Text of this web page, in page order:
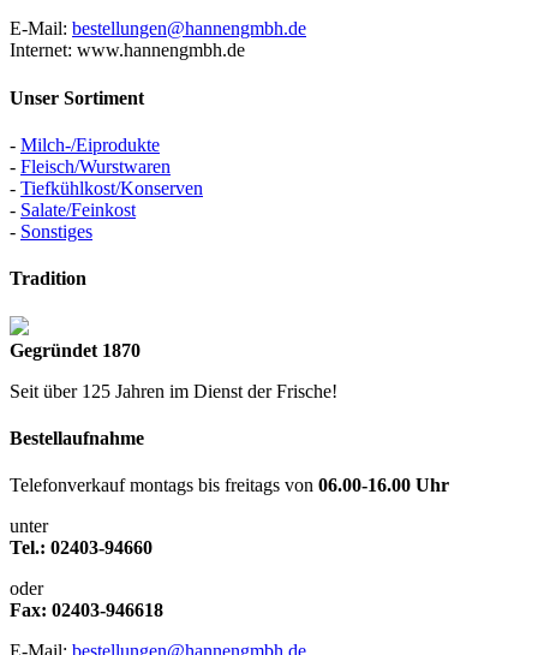
E-Mail: bestellungen@hannengmbh.de
Internet: www.hannengmbh.de
Unser Sortiment
- Milch-/Eiprodukte
- Fleisch/Wurstwaren
- Tiefkühlkost/Konserven
- Salate/Feinkost
- Sonstiges
Tradition
Gegründet 1870
Seit über 125 Jahren im Dienst der Frische!
Bestellaufnahme
Telefonverkauf montags bis freitags von 06.00-16.00 Uhr
unter
Tel.: 02403-94660
oder
Fax: 02403-946618
E-Mail: bestellungen@hannengmbh.de